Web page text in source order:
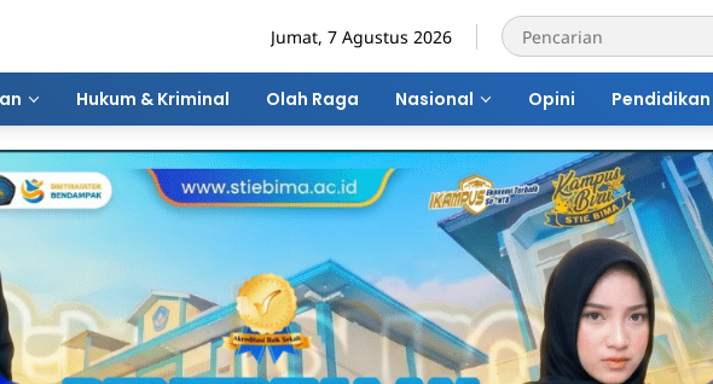
Jumat, 7 Agustus 2026
Hukum & Kriminal Olah Raga Nasional Opini Pendidikan